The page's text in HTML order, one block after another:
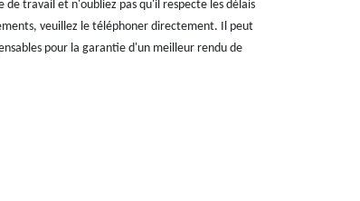
de travail et n'oubliez pas qu'il respecte les délais
veuillez le téléphoner directement. Il peut
pour la garantie d'un meilleur rendu de